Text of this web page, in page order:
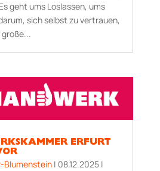
geht ums Loslassen, ums
sich selbst zu vertrauen,
ERFURT
Blumenstein| 08.12.2025|